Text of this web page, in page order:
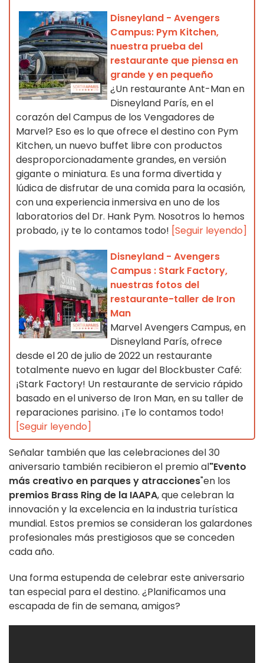
Disneyland - Avengers
Campus: Pym Kitchen,
nuestra prueba del
restaurante que piensa en
grande y en pequeño
¿Un restaurante Ant-Man en
Disneyland París, en el
corazón del Campus de los Vengadores de
Marvel? Eso es lo que ofrece el destino con Pym
Kitchen, un nuevo buffet libre con productos
desproporcionadamente grandes, en versión
gigante o miniatura. Es una forma divertida y
lúdica de disfrutar de una comida para la ocasión,
con una experiencia inmersiva en uno de los
laboratorios del Dr. Hank Pym. Nosotros lo hemos
probado, ¡y te lo contamos todo! [Seguir leyendo]
Disneyland - Avengers
Campus : Stark Factory,
nuestras fotos del
restaurante-taller de Iron
Man
Marvel Avengers Campus, en
Disneyland París, ofrece
desde el 20 de julio de 2022 un restaurante
totalmente nuevo en lugar del Blockbuster Café:
¡Stark Factory! Un restaurante de servicio rápido
basado en el universo de Iron Man, en su taller de
reparaciones parisino. ¡Te lo contamos todo!
[Seguir leyendo]
Señalar también que las celebraciones del 30
aniversario también recibieron el premio al"Evento
más creativo en parques y atracciones"en los
premios Brass Ring de la IAAPA, que celebran la
innovación y la excelencia en la industria turística
mundial. Estos premios se consideran los galardones
profesionales más prestigiosos que se conceden
cada año.
Una forma estupenda de celebrar este aniversario
tan especial para el destino. ¿Planificamos una
escapada de fin de semana, amigos?